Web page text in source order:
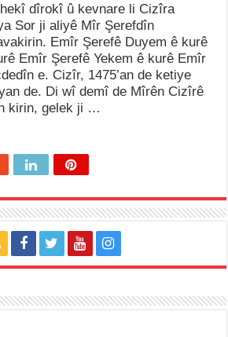
dîrokî û kevnare li Cizîra
Sor ji aliyê Mîr Şerefdîn
Emîr Şerefê Duyem ê kurê
Emîr Şerefê Yekem ê kurê Emîr
e. Cizîr, 1475’an de ketiye
de. Di wî demî de Mîrên Cizîrê
kirin, gelek ji …